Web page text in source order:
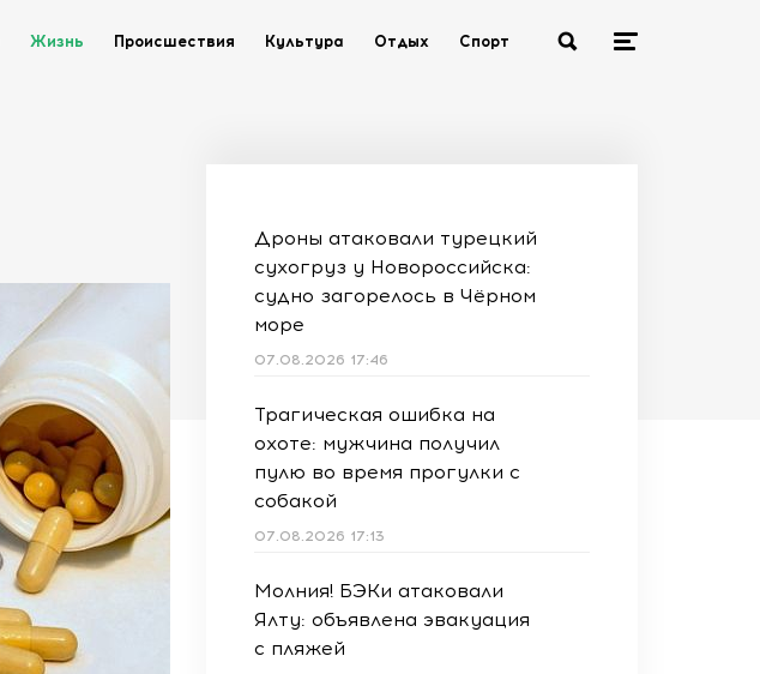
Жизнь Происшествия Культура Отдых Спорт
Дроны атаковали турецкий
сухогруз у Новороссийска:
судно загорелось в Чёрном
море
07.08.2026 17:46
Трагическая ошибка на
охоте: мужчина получил
пулю во время прогулки с
собакой
07.08.2026 17:13
Молния! БЭКи атаковали
Ялту: объявлена эвакуация
с пляжей